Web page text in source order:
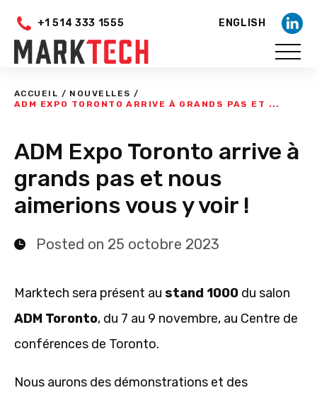
+1 514 333 1555 ENGLISH
ACCUEIL / NOUVELLES /
ADM EXPO TORONTO ARRIVE À GRANDS PAS ET ...
ADM Expo Toronto arrive à
grands pas et nous
aimerions vous y voir !
Posted on 25 octobre 2023
Marktech sera présent au stand 1000 du salon
ADM Toronto, du 7 au 9 novembre, au Centre de
conférences de Toronto.
Nous aurons des démonstrations et des